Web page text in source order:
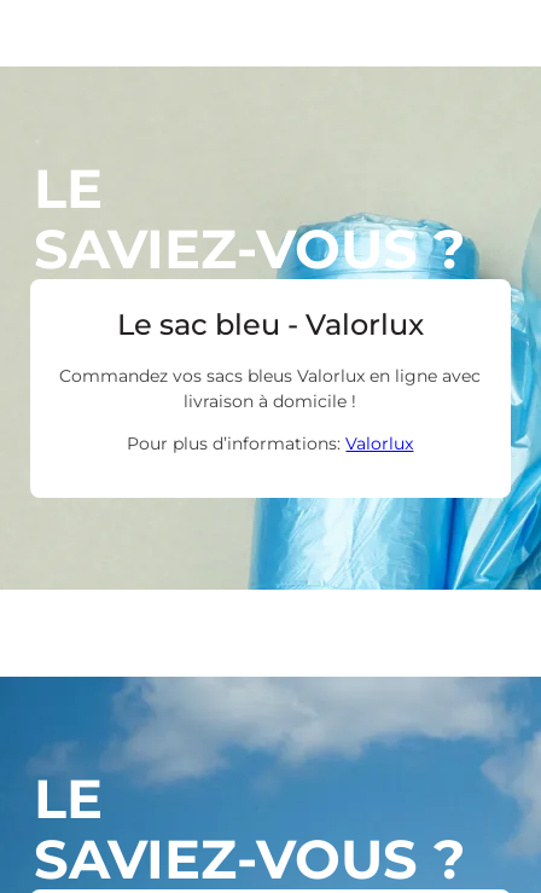
Le sac bleu - Valorlux
Commandez vos sacs bleus Valorlux en ligne avec
livraison à domicile !
Pour plus d’informations:Valorlux
LE
SAVIEZ-VOUS ?
LE
SAVIEZ-VOUS ?